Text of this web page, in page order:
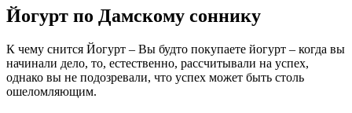
Йогурт по Дамскому соннику
К чему снится Йогурт – Вы будто покупаете йогурт – когда вы
начинали дело, то, естественно, рассчитывали на успех,
однако вы не подозревали, что успех может быть столь
ошеломляющим.